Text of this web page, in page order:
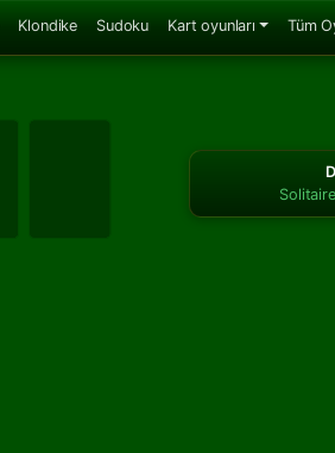
Klondike Sudoku Kart oyunları Tüm
Solitaire